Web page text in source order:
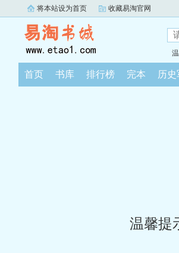
将本站设为首页 收藏易淘官网
首页 书库 排行榜 完本 历
温馨提